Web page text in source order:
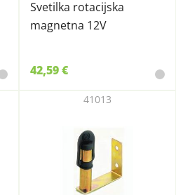
Svetilka rotacijska
magnetna 12V
42,59 €
41013